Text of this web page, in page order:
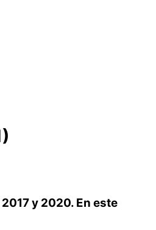
y 2020. En este